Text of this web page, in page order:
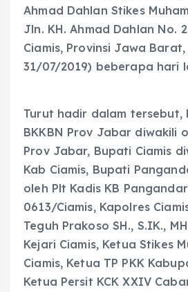
Ahmad Dahlan Stikes
Jln. KH. Ahmad Dahlan No.
Ciamis, Provinsi Jawa Barat,
31/07/2019) beberapa hari
Turut hadir dalam tersebut,
BKKBN Prov Jabar diwakili
Prov Jabar, Bupati Ciamis
Kab Ciamis, Bupati
oleh Plt Kadis KB
0613/Ciamis, Kapolres
Teguh Prakoso SH., S.IK.,
Kejari Ciamis, Ketua Stikes
Ciamis, Ketua TP PKK
Ketua Persit KCK XXIV